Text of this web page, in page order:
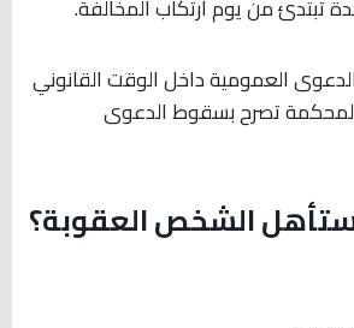
تبتدئ من يوم ارتكاب المخالفة.
العمومية داخل الوقت القانوني
تصرح بسقوط الدعوى